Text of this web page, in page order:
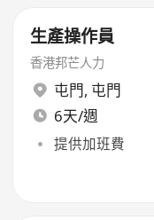
生產操作員
香港邦芒人力
屯門, 屯門
6天/週
提供加班費